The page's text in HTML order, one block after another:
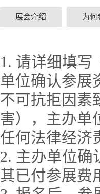
展会介绍 为何
1. 请详细填写
单位确认参展
不可抗拒因素
害），主办单
任何法律经济
2. 主办单位确
其已付参展费